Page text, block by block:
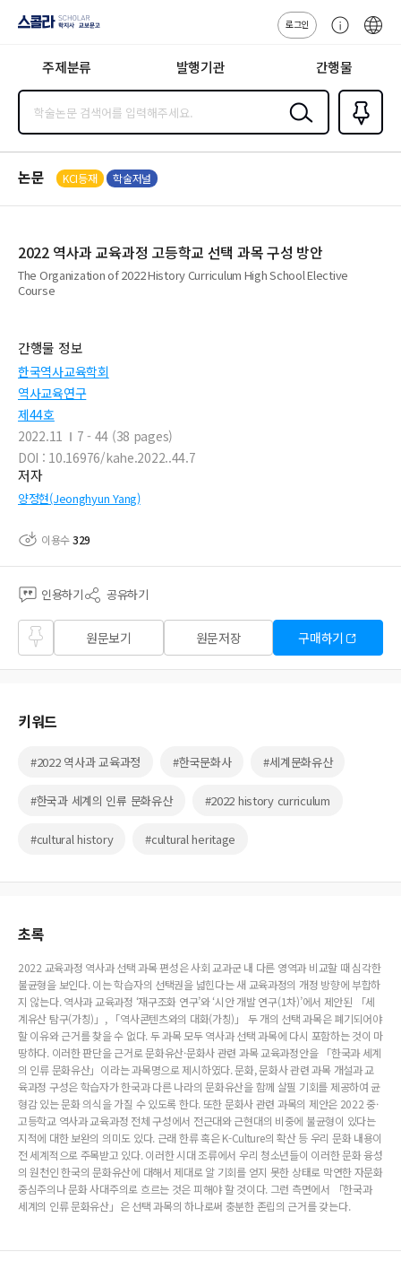
지사·교보문고
로그인
센
주제분류 발행기관 간행물
검색
즐겨찾
기0
논문 KCI등재 학술저널
2022 역사과 교육과정 고등학교 선택 과목 구성 방안
The Organization of 2022 History Curriculum High School Elective
Course
간행물 정보
한국역사교육학회
역사교육연구
제44호
2022.11
7 - 44 (38 pages)
DOI : 10.16976/kahe.2022..44.7
저자
양정현(Jeonghyun Yang)
이용수329
인용하기 공유하기
즐겨
찾기
원문보기 원문저장 구매하기
키워드
#2022 역사과 교육과정 #한국문화사 #세계문화유산
#한국과 세계의 인류 문화유산 #2022 history curriculum
#cultural history #cultural heritage
초록
2022 교육과정 역사과 선택 과목 편성은 사회 교과군 내 다른 영역과 비교할 때 심각한
불균형을 보인다. 이는 학습자의 선택권을 넓힌다는 새 교육과정의 개정 방향에 부합하
지 않는다. 역사과 교육과정 ‘재구조화 연구’와 ‘시안 개발 연구(1차)’에서 제안된 「세
계유산 탐구(가칭)」, 「역사콘텐츠와의 대화(가칭)」 두 개의 선택 과목은 폐기되어야
할 이유와 근거를 찾을 수 없다. 두 과목 모두 역사과 선택 과목에 다시 포함하는 것이 마
땅하다. 이러한 판단을 근거로 문화유산·문화사 관련 과목 교육과정안을 「한국과 세계
의 인류 문화유산」이라는 과목명으로 제시하였다. 문화, 문화사 관련 과목 개설과 교
육과정 구성은 학습자가 한국과 다른 나라의 문화유산을 함께 살필 기회를 제공하여 균
형감 있는 문화 의식을 가질 수 있도록 한다. 또한 문화사 관련 과목의 제안은 2022 중·
고등학교 역사과 교육과정 전체 구성에서 전근대와 근현대의 비중에 불균형이 있다는
지적에 대한 보완의 의미도 있다. 근래 한류 혹은 K-Culture의 확산 등 우리 문화 내용이
전 세계적으로 주목받고 있다. 이러한 시대 조류에서 우리 청소년들이 이러한 문화 융성
의 원천인 한국의 문화유산에 대해서 제대로 알 기회를 얻지 못한 상태로 막연한 자문화
중심주의나 문화 사대주의로 흐르는 것은 피해야 할 것이다. 그런 측면에서 「한국과
세계의 인류 문화유산」은 선택 과목의 하나로써 충분한 존립의 근거를 갖는다.